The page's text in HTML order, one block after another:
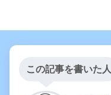
この記事を書いた人